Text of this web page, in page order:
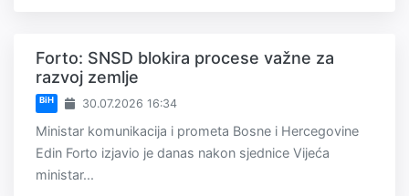
Forto: SNSD blokira procese važne za
razvoj zemlje
BiH 30.07.2026 16:34
Ministar komunikacija i prometa Bosne i Hercegovine
Edin Forto izjavio je danas nakon sjednice Vijeća
ministar...